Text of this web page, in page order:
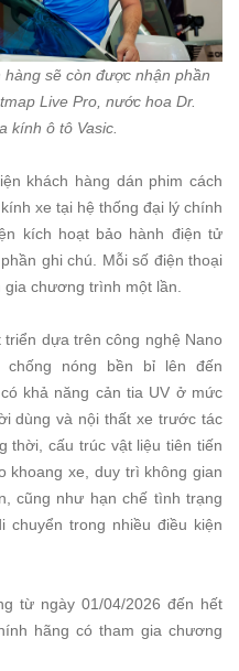
sẽ còn được nhận phần
Live Pro, nước hoa Dr.
kính ô tô Vasic.
khách hàng dán phim cách
xe tại hệ thống đại lý chính
kích hoạt bảo hành điện tử
ghi chú. Mỗi số điện thoại
chương trình một lần.
dựa trên công nghệ Nano
chống nóng bền bỉ lên đến
khả năng cản tia UV ở mức
dùng và nội thất xe trước tác
thời, cấu trúc vật liệu tiên tiến
khoang xe, duy trì không gian
cũng như hạn chế tình trạng
chuyển trong nhiều điều kiện
từ ngày 01/04/2026 đến hết
hãng có tham gia chương